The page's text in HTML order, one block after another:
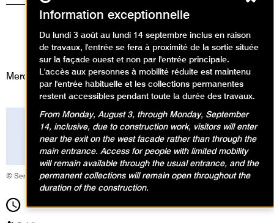
4-6 ans
Ateliers, Animations / Atelier arts
plastiques
Mercredi 1 juillet 2026
© Service éducatif et culturel
14h30Durée1h30
Information exceptionnelle
Du lundi 3 août au lundi 14 septembre inclus en raison
de travaux, l'entrée se fera à proximité de la sortie située
sur la façade ouest et non par l'entrée principale.
L'accès aux personnes à mobilité réduite est maintenu
par l'entrée habituelle et les collections permanentes
restent accessibles pendant toute la durée des travaux.
From Monday, August 3, through Monday, September
14, inclusive, due to construction work, visitors will enter
near the exit on the west facade rather than through the
main entrance. Access for people with limited mobility
will remain available through the usual entrance, and the
permanent collections will remain open throughout the
duration of the construction.